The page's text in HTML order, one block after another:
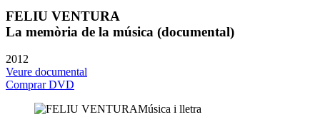
FELIU VENTURA
La memòria de la música (documental)
2012
Veure documental
Comprar DVD